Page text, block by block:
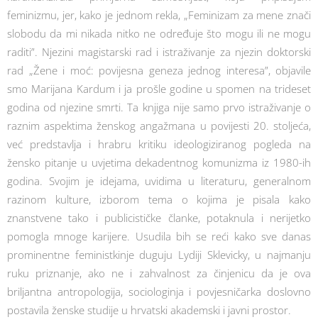
feminizmu, jer, kako je jednom rekla, „Feminizam za mene znači
slobodu da mi nikada nitko ne određuje što mogu ili ne mogu
raditi”. Njezini magistarski rad i istraživanje za njezin doktorski
rad „Žene i moć: povijesna geneza jednog interesa”, objavile
smo Marijana Kardum i ja prošle godine u spomen na trideset
godina od njezine smrti. Ta knjiga nije samo prvo istraživanje o
raznim aspektima ženskog angažmana u povijesti 20. stoljeća,
već predstavlja i hrabru kritiku ideologiziranog pogleda na
žensko pitanje u uvjetima dekadentnog komunizma iz 1980-ih
godina. Svojim je idejama, uvidima u literaturu, generalnom
razinom kulture, izborom tema o kojima je pisala kako
znanstvene tako i publicističke članke, potaknula i nerijetko
pomogla mnoge karijere. Usudila bih se reći kako sve danas
prominentne feministkinje duguju Lydiji Sklevicky, u najmanju
ruku priznanje, ako ne i zahvalnost za činjenicu da je ova
briljantna antropologija, sociologinja i povjesničarka doslovno
postavila ženske studije u hrvatski akademski i javni prostor.